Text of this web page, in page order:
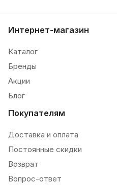
Интернет-магазин
Каталог
Бренды
Акции
Блог
Покупателям
Доставка и оплата
Постоянные скидки
Возврат
Вопрос-ответ